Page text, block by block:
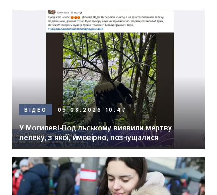
ВІДЕО 05.08.2026 10:47
У Могилеві-Подільському виявили мертву
лелеку, з якої, ймовірно, познущалися